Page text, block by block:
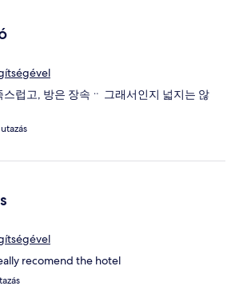
스럽고, 방은 장속ᆢ 그래서인지 넓지는 않
recomend the hotel